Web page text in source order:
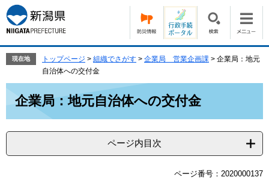
ー
ジ
の
で
ニ
ュ
ー
ば
本
文
現在地 トップページ > 組織でさがす > 企業局 営業企画課 > 企業局：地元
自治体への交付金
企業局：地元自治体への交付金
ページ内目次
ページ番号：2020000137